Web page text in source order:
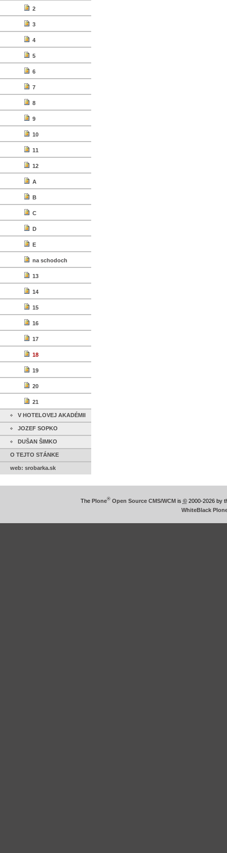
2
3
4
5
6
7
8
9
10
11
12
A
B
C
D
E
na schodoch
13
14
15
16
17
18
19
20
21
V HOTELOVEJ AKADÉMII
JOZEF SOPKO
DUŠAN ŠIMKO
O TEJTO STÁNKE
web: srobarka.sk
The Plone®Open Source CMS/WCMis ©2000-2026 by
WhiteBlack